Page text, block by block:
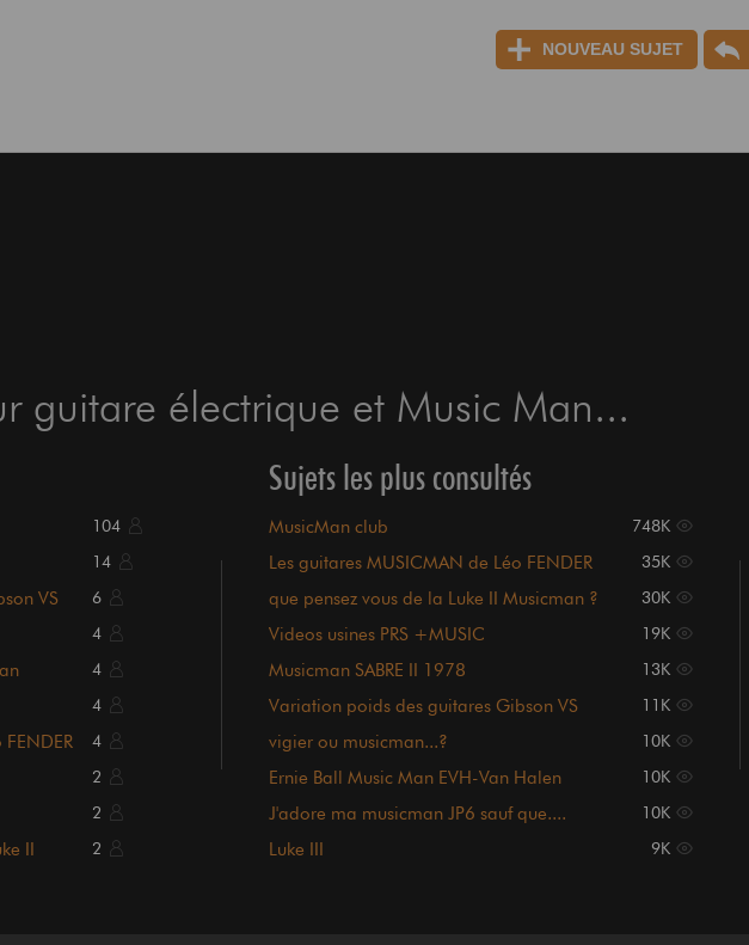
NOUVEAU SUJET
guitare électrique et Music Man...
104
14
VS
6
4
4
4
4
2
2
II 2
Sujets les plus consultés
MusicMan club 748K
Les guitares MUSICMAN de Léo FENDER 35K
que pensez vous de la Luke II Musicman ? 30K
Videos usines PRS +MUSIC
19K
Musicman SABRE II 1978 13K
Variation poids des guitares Gibson VS
11K
vigier ou musicman...? 10K
Ernie Ball Music Man EVH-Van Halen 10K
J'adore ma musicman JP6 sauf que.... 10K
Luke III 9K